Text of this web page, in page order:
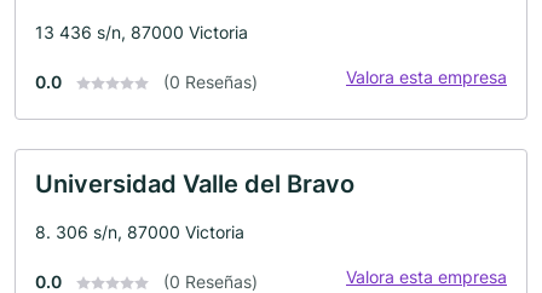
13 436 s/n, 87000 Victoria
0.0 (0 Reseñas) Valora esta empresa
Universidad Valle del Bravo
8. 306 s/n, 87000 Victoria
0.0 (0 Reseñas) Valora esta empresa